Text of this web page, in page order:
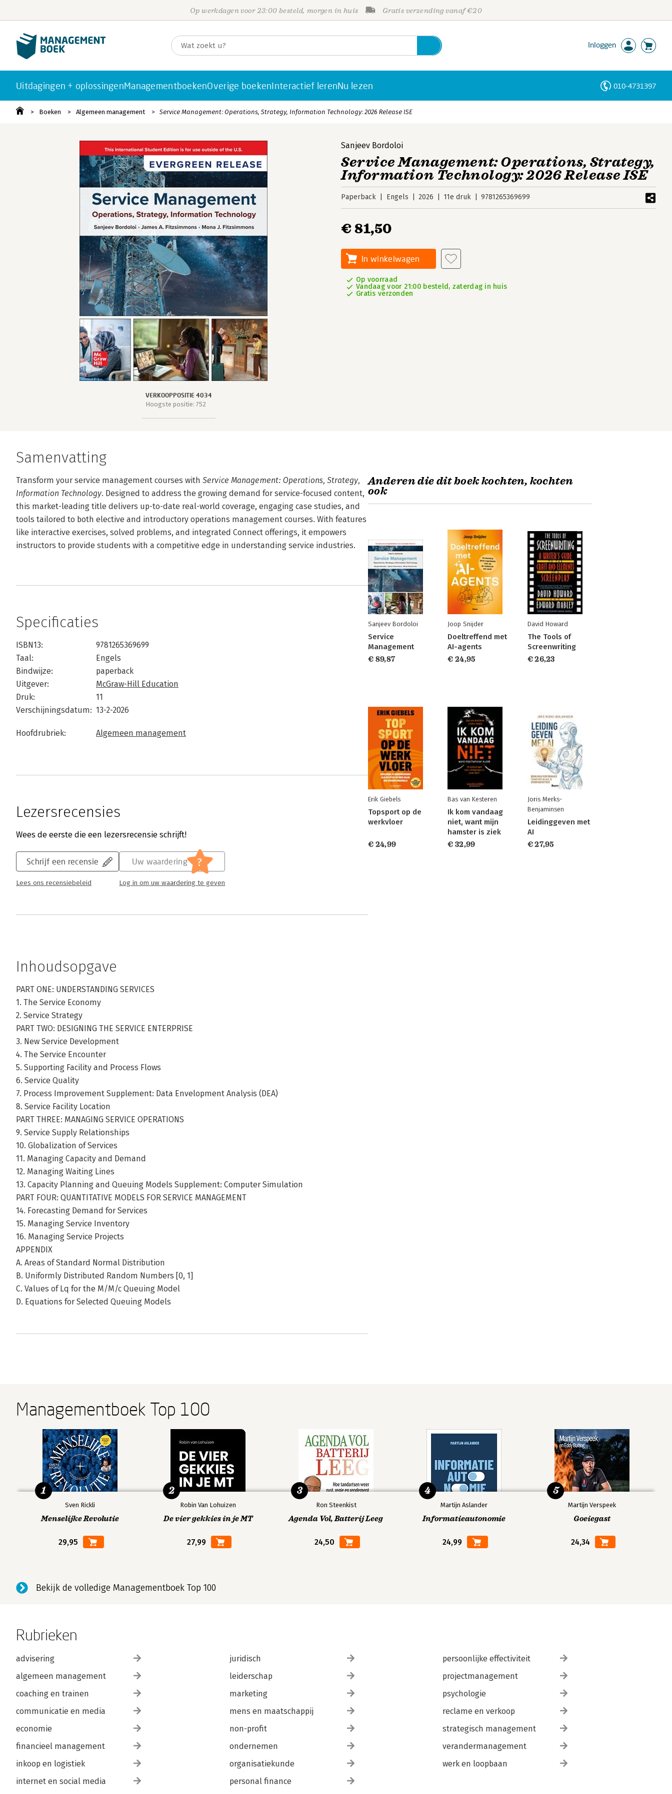
Op werkdagen voor 23:00 besteld, morgen in huis Gratis verzending vanaf €20
Inloggen
Uitdagingen + oplossingenManagementboekenOverige boekenInteractief lerenNu lezen 010-4731397
Boeken Algemeen management Service Management: Operations, Strategy, Information Technology: 2026 Release ISE
VERKOOPPOSITIE 4034
Hoogste positie: 752
Sanjeev Bordoloi
Service Management: Operations, Strategy,
Information Technology: 2026 Release ISE
Paperback Engels 2026 11e druk 9781265369699
€ 81,50
In winkelwagen
Op voorraad
Vandaag voor 21:00 besteld, zaterdag in huis
Gratis verzonden
Samenvatting
Transform your service management courses with Service Management: Operations, Strategy,
Information Technology. Designed to address the growing demand for service-focused content,
this market-leading title delivers up-to-date real-world coverage, engaging case studies, and
tools tailored to both elective and introductory operations management courses. With features
like interactive exercises, solved problems, and integrated Connect offerings, it empowers
instructors to provide students with a competitive edge in understanding service industries.
Specificaties
ISBN13:
9781265369699
Taal:
Engels
Bindwijze:
paperback
Uitgever:
McGraw-Hill Education
Druk:
11
Verschijningsdatum: 13-2-2026
Hoofdrubriek: Algemeen management
Lezersrecensies
Wees de eerste die een lezersrecensie schrijft!
Schrijf een recensie
Lees ons recensiebeleid
Uw waardering ?
Log in om uw waardering te geven
Inhoudsopgave
PART ONE: UNDERSTANDING SERVICES
1. The Service Economy
2. Service Strategy
PART TWO: DESIGNING THE SERVICE ENTERPRISE
3. New Service Development
4. The Service Encounter
5. Supporting Facility and Process Flows
6. Service Quality
7. Process Improvement Supplement: Data Envelopment Analysis (DEA)
8. Service Facility Location
PART THREE: MANAGING SERVICE OPERATIONS
9. Service Supply Relationships
10. Globalization of Services
11. Managing Capacity and Demand
12. Managing Waiting Lines
13. Capacity Planning and Queuing Models Supplement: Computer Simulation
PART FOUR: QUANTITATIVE MODELS FOR SERVICE MANAGEMENT
14. Forecasting Demand for Services
15. Managing Service Inventory
16. Managing Service Projects
APPENDIX
A. Areas of Standard Normal Distribution
B. Uniformly Distributed Random Numbers [0, 1]
C. Values of Lq for the M/M/c Queuing Model
D. Equations for Selected Queuing Models
Anderen die dit boek kochten, kochten
ook
Sanjeev Bordoloi
Service
Management
€ 89,87
Joop Snijder
Doeltreffend met
AI-agents
€ 24,95
David Howard
The Tools of
Screenwriting
€ 26,23
Erik Giebels
Topsport op de
werkvloer
€ 24,99
Bas van Kesteren
Ik kom vandaag
niet, want mijn
hamster is ziek
€ 32,99
Joris Merks-
Benjaminsen
Leidinggeven met
AI
€ 27,95
Managementboek Top 100
Sven Rickli
Menselijke Revolutie
29,95
1
Robin Van Lohuizen
De vier gekkies in je MT
27,99
2
Ron Steenkist
Agenda Vol, Batterij Leeg
24,50
3
Martijn Aslander
Informatieautonomie
24,99
4
Martijn Verspeek
Goeiegast
24,34
5
Bekijk de volledige Managementboek Top 100
Rubrieken
advisering
algemeen management
coaching en trainen
communicatie en media
economie
financieel management
inkoop en logistiek
internet en social media
juridisch
leiderschap
marketing
mens en maatschappij
non-profit
ondernemen
organisatiekunde
personal finance
persoonlijke effectiviteit
projectmanagement
psychologie
reclame en verkoop
strategisch management
verandermanagement
werk en loopbaan
Personen